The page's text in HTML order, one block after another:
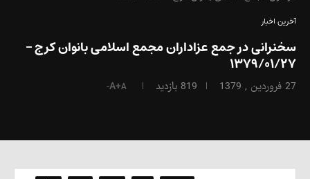
آخرین اخبار
سخنرانی در جمع عزاداران مجمع اسلامی بانوان کرج –
۱۳۷۹/۰۱/۲۷
27 فروردین , 1379 819 بازدید A+A-